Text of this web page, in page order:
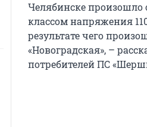
Челябинске
классом напряжения
результате чего
«Новоградская», –
потребителей ПС